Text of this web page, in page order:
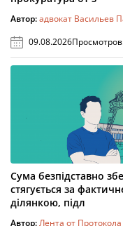
Автор:адвокат Васильев
09.08.2026
Сума безпідставно
стягується за
ділянкою, підл
Автор:Лента от Протокола